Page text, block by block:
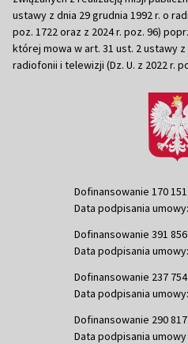
ustawy z dnia 29 grudnia 1992 r. o
poz. 1722 oraz z 2024 r. poz. 96)
której mowa w art. 31 ust. 2 ustawy z
radiofonii i telewizji (Dz. U. z 2022 r.
Dofinansowanie 170 151
Data podpisania umowy:
Dofinansowanie 391 856
Data podpisania umowy:
Dofinansowanie 237 754
Data podpisania umowy:
Dofinansowanie 290 817
Data podpisania